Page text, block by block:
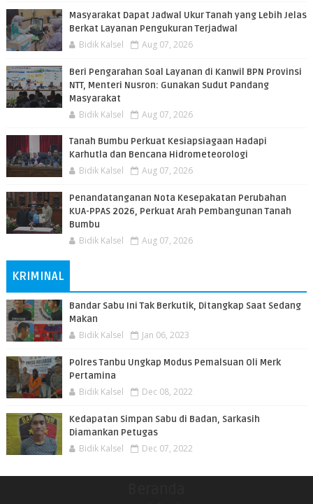
Masyarakat Dapat Jadwal Ukur Tanah yang Lebih Jelas
Berkat Layanan Pengukuran Terjadwal
Bidik Kalsel Aug 07, 2026
Beri Pengarahan Soal Layanan di Kanwil BPN Provinsi
NTT, Menteri Nusron: Gunakan Sudut Pandang
Masyarakat
Bidik Kalsel Aug 07, 2026
Tanah Bumbu Perkuat Kesiapsiagaan Hadapi
Karhutla dan Bencana Hidrometeorologi
Bidik Kalsel Aug 07, 2026
Penandatanganan Nota Kesepakatan Perubahan
KUA-PPAS 2026, Perkuat Arah Pembangunan Tanah
Bumbu
Bidik Kalsel Aug 07, 2026
KRIMINAL
Bandar Sabu Ini Tak Berkutik, Ditangkap Saat Sedang
Makan
Bidik Kalsel Jan 06, 2023
Polres Tanbu Ungkap Modus Pemalsuan Oli Merk
Pertamina
Bidik Kalsel Dec 08, 2022
Kedapatan Simpan Sabu di Badan, Sarkasih
Diamankan Petugas
Bidik Kalsel Dec 07, 2022